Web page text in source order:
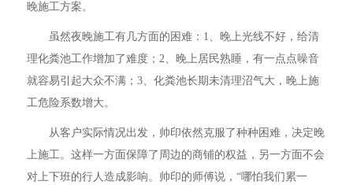
晚施工方案。
虽然夜晚施工有几方面的困难：1、晚上光线不好，给清
理化粪池工作增加了难度；2、晚上居民熟睡，有一点点噪音
就容易引起大众不满；3、化粪池长期未清理沼气大，晚上施
工危险系数增大。
从客户实际情况出发，帅印依然克服了种种困难，决定晚
上施工。这样一方面保障了周边的商铺的权益，另一方面不会
对上下班的行人造成影响。帅印的师傅说，“哪怕我们累一